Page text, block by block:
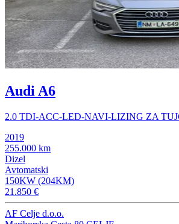
Audi A6
2.0 TDI-ACC-LED-NAVI-LIZING ZA
2019
255.000 km
Dizel
Avtomatski
150KW (204KM)
21.850 €
AF Celje d.o.o.